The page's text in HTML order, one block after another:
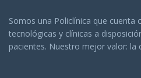
Somos una Policlínica que cuenta
tecnológicas y clínicas a
pacientes. Nuestro mejor valor: la